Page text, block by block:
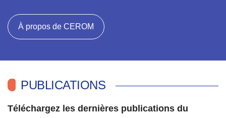
À propos de CEROM
PUBLICATIONS
Téléchargez les dernières publications du